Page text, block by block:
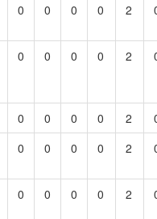
0 0 0 0 2
0 0 0 0 2
0 0 0 0 2
0 0 0 0 2
0 0 0 0 2